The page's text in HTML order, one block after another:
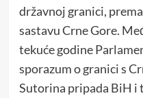
državnoj granici,
sastavu Crne Gore.
tekuće godine
sporazum o granici s
Sutorina pripada BiH i